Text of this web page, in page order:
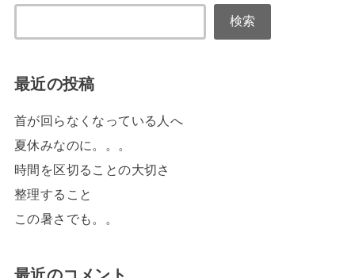
検索
最近の投稿
首が回らなくなっている人へ
夏休みなのに。。。
時間を区切ることの大切さ
整理すること
この暑さでも。。